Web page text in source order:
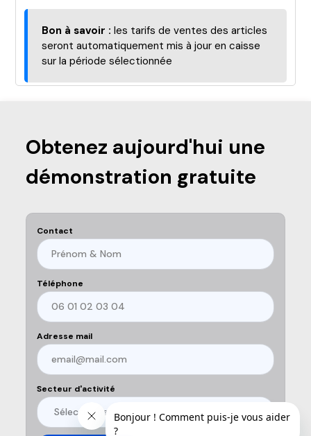
Bon à savoir : les tarifs de ventes des articles
seront automatiquement mis à jour en caisse
sur la période sélectionnée
Obtenez aujourd'hui une
démonstration gratuite
Contact
Téléphone
Adresse mail
Secteur d'activité